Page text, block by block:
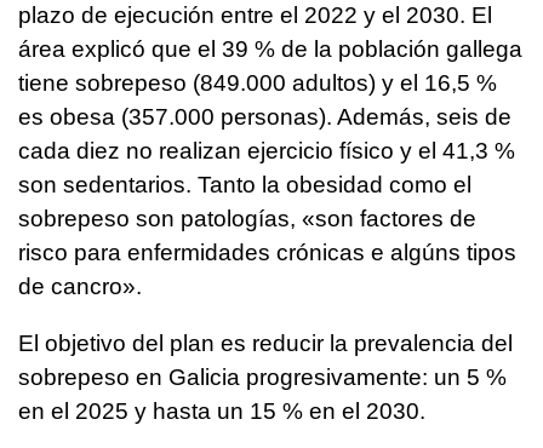
plazo de ejecución entre el 2022 y el 2030. El
área explicó que el 39 % de la población gallega
tiene sobrepeso (849.000 adultos) y el 16,5 %
es obesa (357.000 personas). Además, seis de
cada diez no realizan ejercicio físico y el 41,3 %
son sedentarios. Tanto la obesidad como el
sobrepeso son patologías, «son factores de
risco para enfermidades crónicas e algúns tipos
de cancro».
El objetivo del plan es reducir la prevalencia del
sobrepeso en Galicia progresivamente: un 5 %
en el 2025 y hasta un 15 % en el 2030.